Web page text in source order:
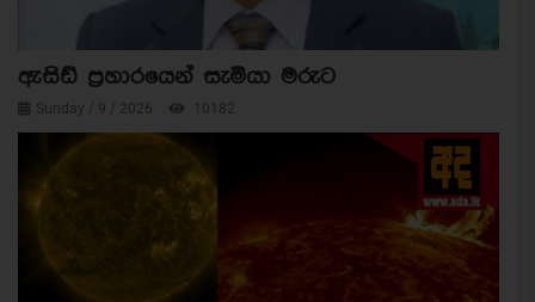
ඇසිඩ් ප්‍රහාරයෙන් සැමියා මරුට
Sunday / 9 / 2026 10182